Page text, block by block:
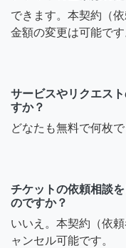
できます。本契約（
金額の変更は可能です
サービスやリクエス
すか？
どなたも無料で何枚
チケットの依頼相談
のですか？
いいえ。本契約（依
ャンセル可能です。